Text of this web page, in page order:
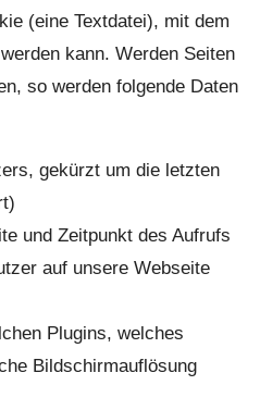
(eine Textdatei), mit dem
kann. Werden Seiten
so werden folgende Daten
gekürzt um die letzten
und Zeitpunkt des Aufrufs
auf unsere Webseite
Plugins, welches
Bildschirmauflösung